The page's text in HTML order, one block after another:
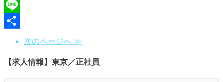
Hatena
Line
次のページへ ≫
【求人情報】東京／正社員